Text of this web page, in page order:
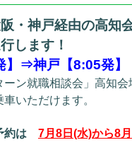
・神戸経由の高知
します！
】⇒神戸【8:05発】
ーン就職相談会」高知
いただけます。
約は 7月8日(水)から8